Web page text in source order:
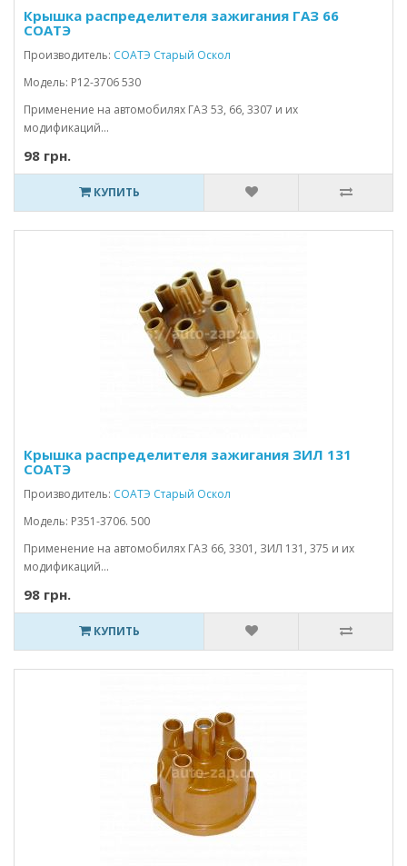
Крышка распределителя зажигания ГАЗ 66
СОАТЭ
Производитель: СОАТЭ Старый Оскол
Модель: Р12-3706 530
Применение на автомобилях ГАЗ 53, 66, 3307 и их
модификаций...
98 грн.
КУПИТЬ
Крышка распределителя зажигания ЗИЛ 131
СОАТЭ
Производитель: СОАТЭ Старый Оскол
Модель: Р351-3706. 500
Применение на автомобилях ГАЗ 66, 3301, ЗИЛ 131, 375 и их
модификаций...
98 грн.
КУПИТЬ